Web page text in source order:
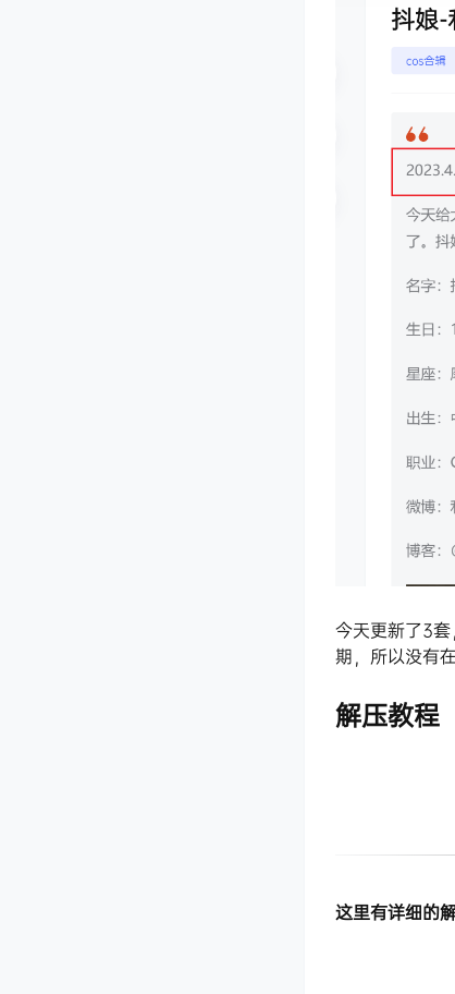
今天更新了3
期，所以没有
解压教程
这里有详细的